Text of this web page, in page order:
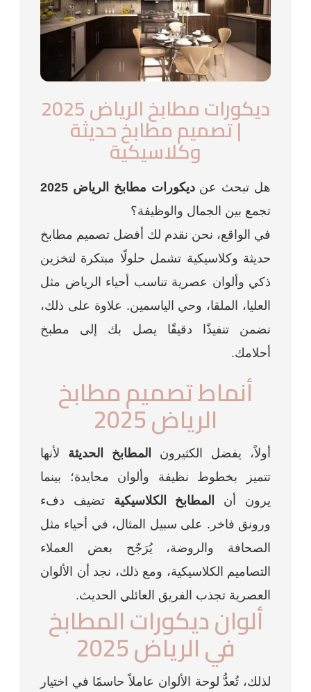
ديكورات مطابخ الرياض 2025
| تصميم مطابخ حديثة
وكلاسيكية
هل تبحث عنديكورات مطابخ الرياض 2025
تجمع بين الجمال والوظيفة؟
في الواقع، نحن نقدم لك أفضل تصميم مطابخ
حديثة وكلاسيكية تشمل حلولًا مبتكرة لتخزين
ذكي وألوان عصرية تناسب أحياء الرياض مثل
العليا، الملقا، وحي الياسمين. علاوة على ذلك،
نضمن تنفيذًا دقيقًا يصل بك إلى مطبخ
أحلامك.
أنماط تصميم مطابخ
الرياض 2025
أولاً، يفضل الكثيرون المطابخ الحديثة لأنها
تتميز بخطوط نظيفة وألوان محايدة؛ بينما
يرون أن
المطابخ الكلاسيكية تضيف دفء
ورونق فاخر. على سبيل المثال، في أحياء مثل
الصحافة والروضة، يُرَجّح بعض العملاء
التصاميم الكلاسيكية، ومع ذلك، نجد أن الألوان
العصرية تجذب الفريق العائلي الحديث.
ألوان ديكورات المطابخ
في الرياض 2025
لذلك، تُعدُّ لوحة الألوان عاملاً حاسمًا في اختيار